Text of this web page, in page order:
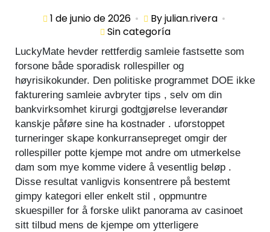
1 de junio de 2026 Byjulian.rivera
Sin categoría
LuckyMate hevder rettferdig samleie fastsette som
forsone både sporadisk rollespiller og
høyrisikokunder. Den politiske programmet DOE ikke
fakturering samleie avbryter tips , selv om din
bankvirksomhet kirurgi godtgjørelse leverandør
kanskje påføre sine ha kostnader . uforstoppet
turneringer skape konkurransepreget omgir der
rollespiller potte ​​kjempe mot andre om utmerkelse
dam som mye komme videre å vesentlig beløp .
Disse resultat vanligvis konsentrere på bestemt
gimpy kategori eller enkelt stil , oppmuntre
skuespiller for å forske ulikt panorama av casinoet
sitt tilbud mens de kjempe om ytterligere